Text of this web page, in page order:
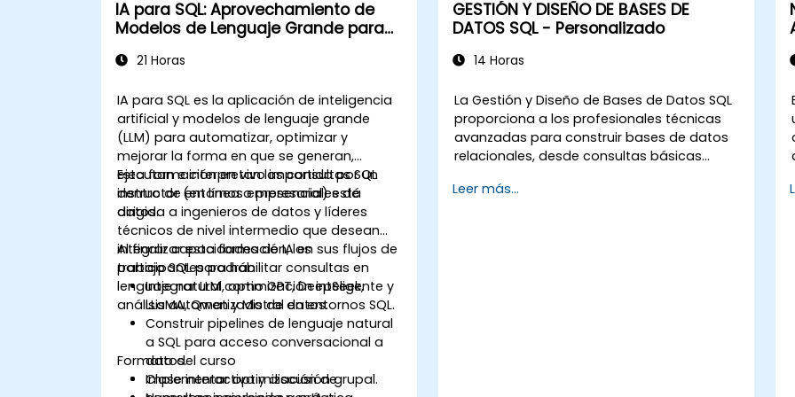
IA para SQL: Aprovechamiento de
Modelos de Lenguaje Grande para
Optimización
21 Horas
IA para SQL es la aplicación de inteligencia
artificial y modelos de lenguaje grande
(LLM) para automatizar, optimizar y
mejorar la forma en que se generan,
ejecutan e interpretan las consultas SQL
dentro de entornos empresariales de
datos.
Esta formación en vivo impartida por un
instructor (en línea o presencial) está
dirigida a ingenieros de datos y líderes
técnicos de nivel intermedio que desean
integrar capacidades de IA en sus flujos de
trabajo SQL para habilitar consultas en
lenguaje natural, optimización inteligente y
análisis automatizado de datos.
Al finalizar esta formación, los
participantes podrán:
Integrar LLM como GPT, DeepSeek,
LLaMA, Qwen y Mistral en entornos SQL.
Construir pipelines de lenguaje natural
a SQL para acceso conversacional a
datos.
Implementar optimización de
Formato del curso
Clase interactiva y discusión grupal.
GESTIÓN Y DISEÑO DE BASES DE
DATOS SQL - Personalizado
14 Horas
La Gestión y Diseño de Bases de Datos SQL
proporciona a los profesionales técnicas
avanzadas para construir bases de datos
relacionales, desde consultas básicas
principios fundamentales de comandos de
Leer más...